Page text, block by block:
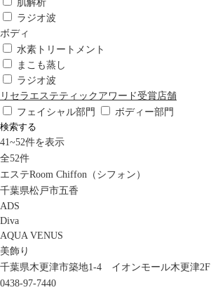
肌解析
ラジオ波
ボディ
水素トリートメント
まこも蒸し
ラジオ波
リセラエステティックアワード受賞店舗
フェイシャル部門
ボディー部門
検索する
41~52件を表示
全52件
エステRoom Chiffon（シフォン）
千葉県松戸市五香
ADS
Diva
AQUA VENUS
美飾り
千葉県木更津市築地1-4 イオンモール木更津2F
0438-97-7440